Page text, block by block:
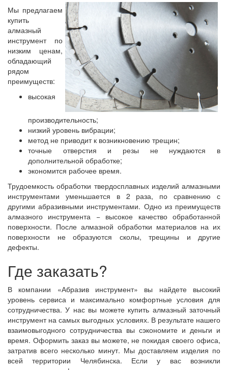
Мы предлагаем
купить
алмазный
инструмент по
низким ценам,
обладающий
рядом
преимуществ:
высокая
производительность;
низкий уровень вибрации;
метод не приводит к возникновению трещин;
точные отверстия и резы не нуждаются в
дополнительной обработке;
экономится рабочее время.
Трудоемкость обработки твердосплавных изделий алмазными
инструментами уменьшается в 2 раза, по сравнению с
другими абразивными инструментами. Одно из преимуществ
алмазного инструмента − высокое качество обработанной
поверхности. После алмазной обработки материалов на их
поверхности не образуются сколы, трещины и другие
дефекты.
Где заказать?
В компании «Абразив инструмент» вы найдете высокий
уровень сервиса и максимально комфортные условия для
сотрудничества. У нас вы можете купить алмазный заточный
инструмент на самых выгодных условиях. В результате нашего
взаимовыгодного сотрудничества вы сэкономите и деньги и
время. Оформить заказ вы можете, не покидая своего офиса,
затратив всего несколько минут. Мы доставляем изделия по
всей территории Челябинска. Если у вас возникли